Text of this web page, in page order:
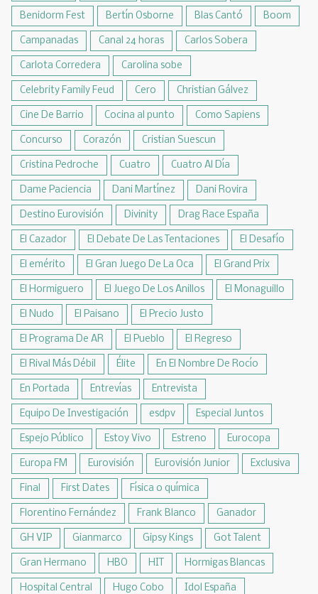
Benidorm Fest Bertín Osborne Blas Cantó Boom
Campanadas Canal 24 horas Carlos Sobera
Carlota Corredera Carolina sobe
Celebrity Family Feud Cero Christian Gálvez
Cine De Barrio Cocina al punto Como Sapiens
Concurso Corazón Cristian Suescun
Cristina Pedroche Cuatro Cuatro Al Día
Dame Paciencia Dani Martínez Dani Rovira
Destino Eurovisión Divinity Drag Race España
El Cazador El Debate De Las Tentaciones El Desafío
El emérito El Gran Juego De La Oca El Grand Prix
El Hormiguero El Juego De Los Anillos El Monaguillo
El Nudo El Paisano El Precio Justo
El Programa De AR El Pueblo El Regreso
El Rival Más Débil Élite En El Nombre De Rocío
En Portada Entrevías Entrevista
Equipo De Investigación esdpv Especial Juntos
Espejo Público Estoy Vivo Estreno Eurocopa
Europa FM Eurovisión Eurovisión Junior Exclusiva
Final First Dates Física o química
Florentino Fernández Frank Blanco Ganador
GH VIP Gianmarco Gipsy Kings Got Talent
Gran Hermano HBO HIT Hormigas Blancas
Hospital Central Hugo Cobo Idol España